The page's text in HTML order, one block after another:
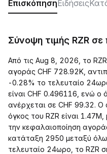
ΕπισκόπησηΕιδήσεις
Σύνοψη τιμής RZR
Από τις Aug 8, 2026, το
αγοράς CHF 728.92K,
-0.28% το τελευταίο
είναι CHF 0.496116, ενώ
ανέρχεται σε CHF 99.32. Ο
όγκος του RZR είναι
την κεφαλαιοποίηση
κατάταξη 2950 μεταξύ
τελευταίο 24ωρο, το RZR